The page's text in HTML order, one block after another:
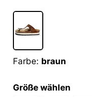
Farbe: braun
Größe wählen